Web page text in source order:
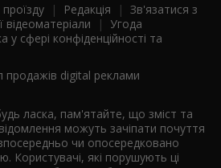
| Редакція | Зв'язатися з
відеоматеріали | Угода
у сфері конфіденційності та
продажів digital реклами
ласка, пам'ятайте, що зміст та
можуть зачіпати почуття
чи опосередковано
Користувачі, які порушують ці